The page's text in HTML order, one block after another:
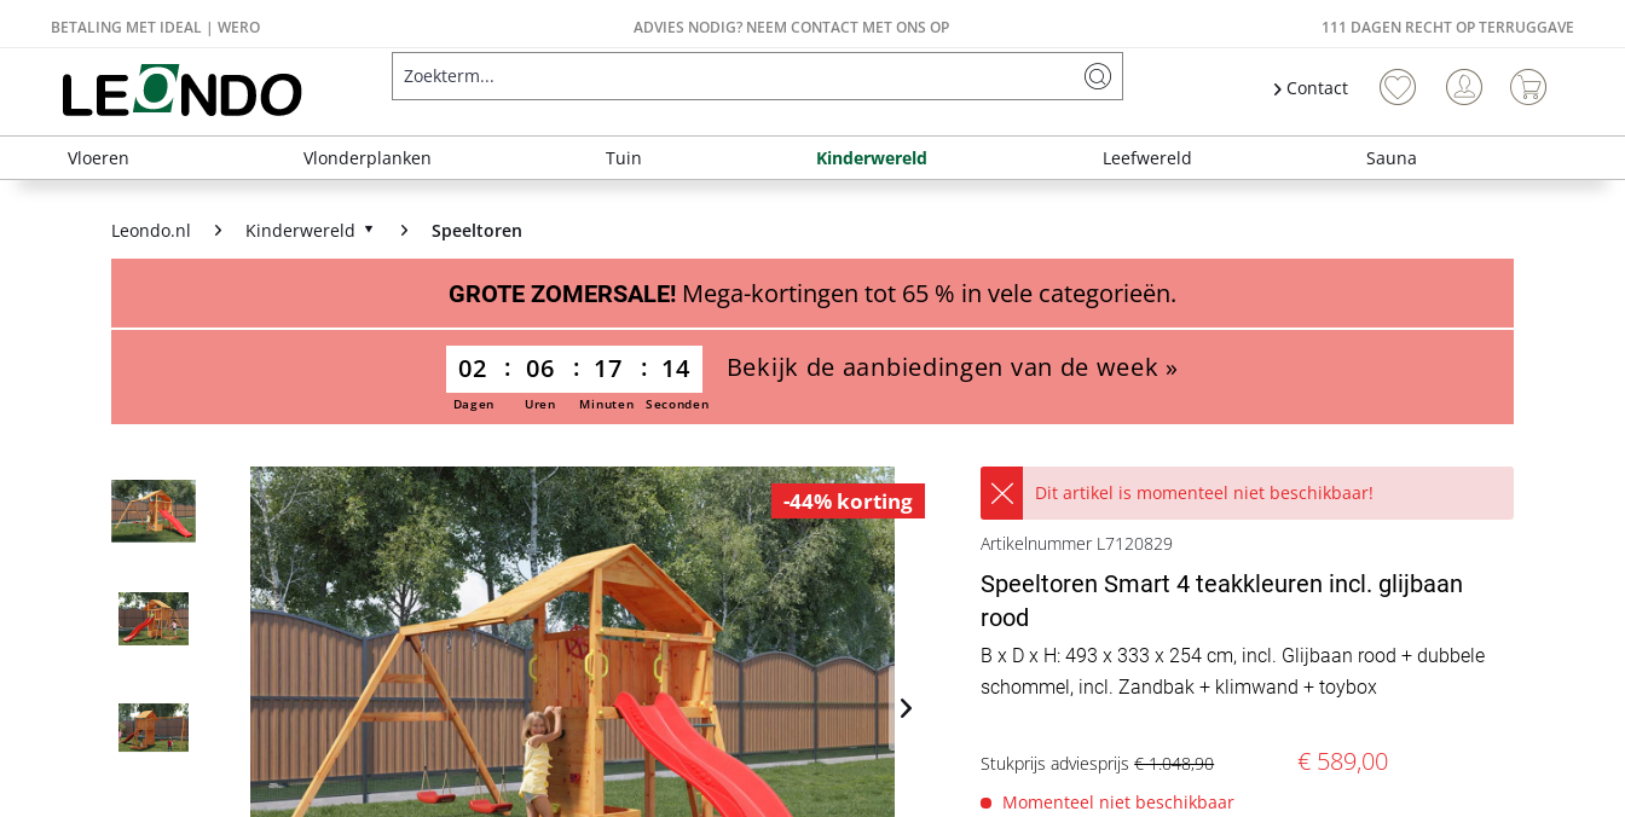
BETALING MET IDEAL | WERO ADVIES NODIG? NEEM CONTACT MET ONS OP 111 DAGEN RECHT OP TERRUGGAVE
Contact
Vloeren Vlonderplanken Tuin Kinderwereld Leefwereld Sauna
Leondo.nl Kinderwereld Speeltoren
GROTE ZOMERSALE! Mega-kortingen tot 65 % in vele categorieën.
02 06 17 13
Dagen Uren Minuten Seconden
Bekijk de aanbiedingen van de week »
-44% korting Dit artikel is momenteel niet beschikbaar!
Artikelnummer L7120829
Speeltoren Smart 4 teakkleuren incl. glijbaan
rood
B x D x H: 493 x 333 x 254 cm, incl. Glijbaan rood + dubbele
schommel, incl. Zandbak + klimwand + toybox
Stukprijs adviesprijs€ 1.048,90 € 589,00
Momenteel niet beschikbaar